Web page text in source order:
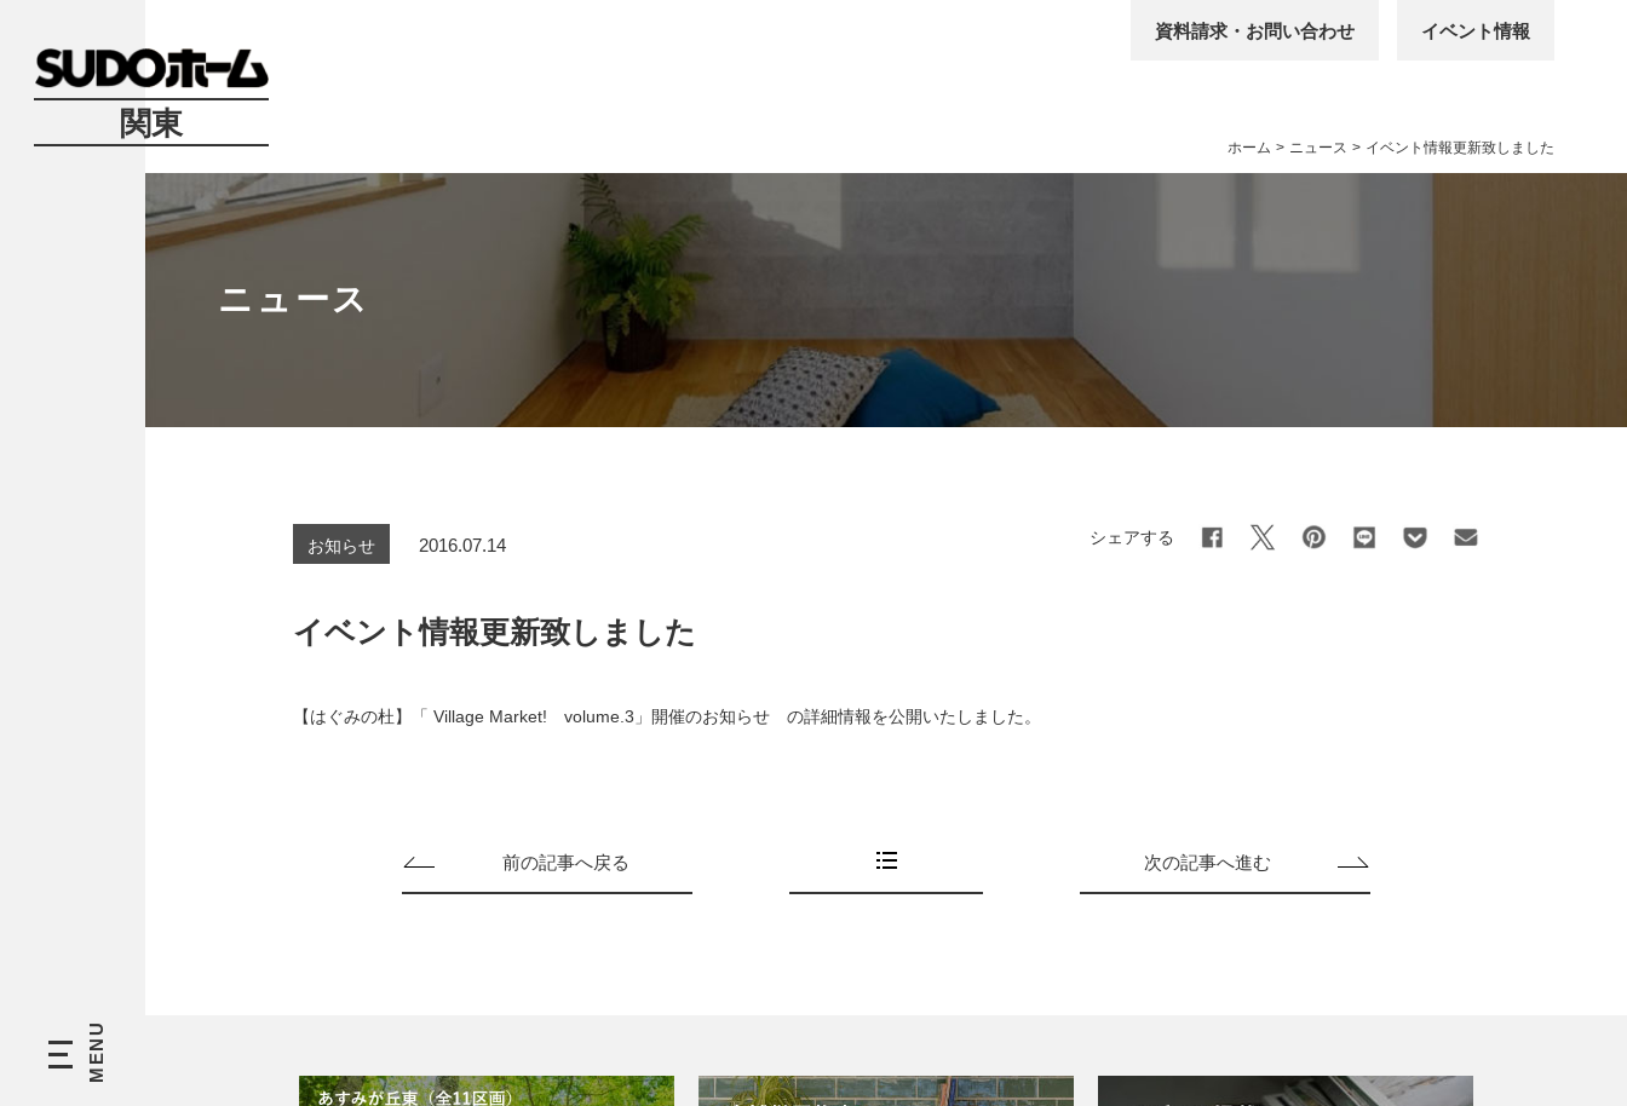
関東
資料請求・お問い合わせ イベント情報
ホーム > ニュース > イベント情報更新致しました
ニュース
お知らせ 2016.07.14 シェアする
イベント情報更新致しました
【はぐみの杜】「 Village Market! volume.3」 開催のお知らせ の詳細情報を公開いたしました。
前の記事へ戻る 次の記事へ進む